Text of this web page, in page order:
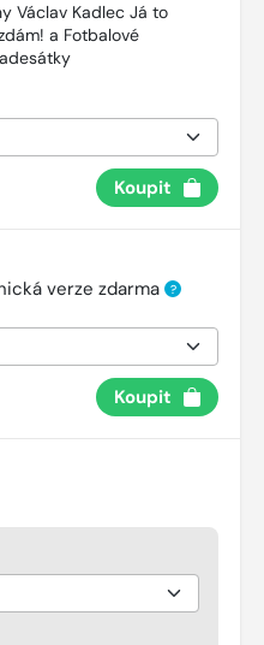
Václav Kadlec Já to
a Fotbalové
Koupit
verze zdarma ?
Koupit